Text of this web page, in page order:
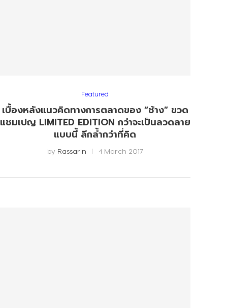
Featured
เบื้องหลังแนวคิดทางการตลาดของ “ช้าง” ขวด
แชมเปญ LIMITED EDITION กว่าจะเป็นลวดลาย
แบบนี้ ลึกล้ำกว่าที่คิด
by Rassarin 4 March 2017